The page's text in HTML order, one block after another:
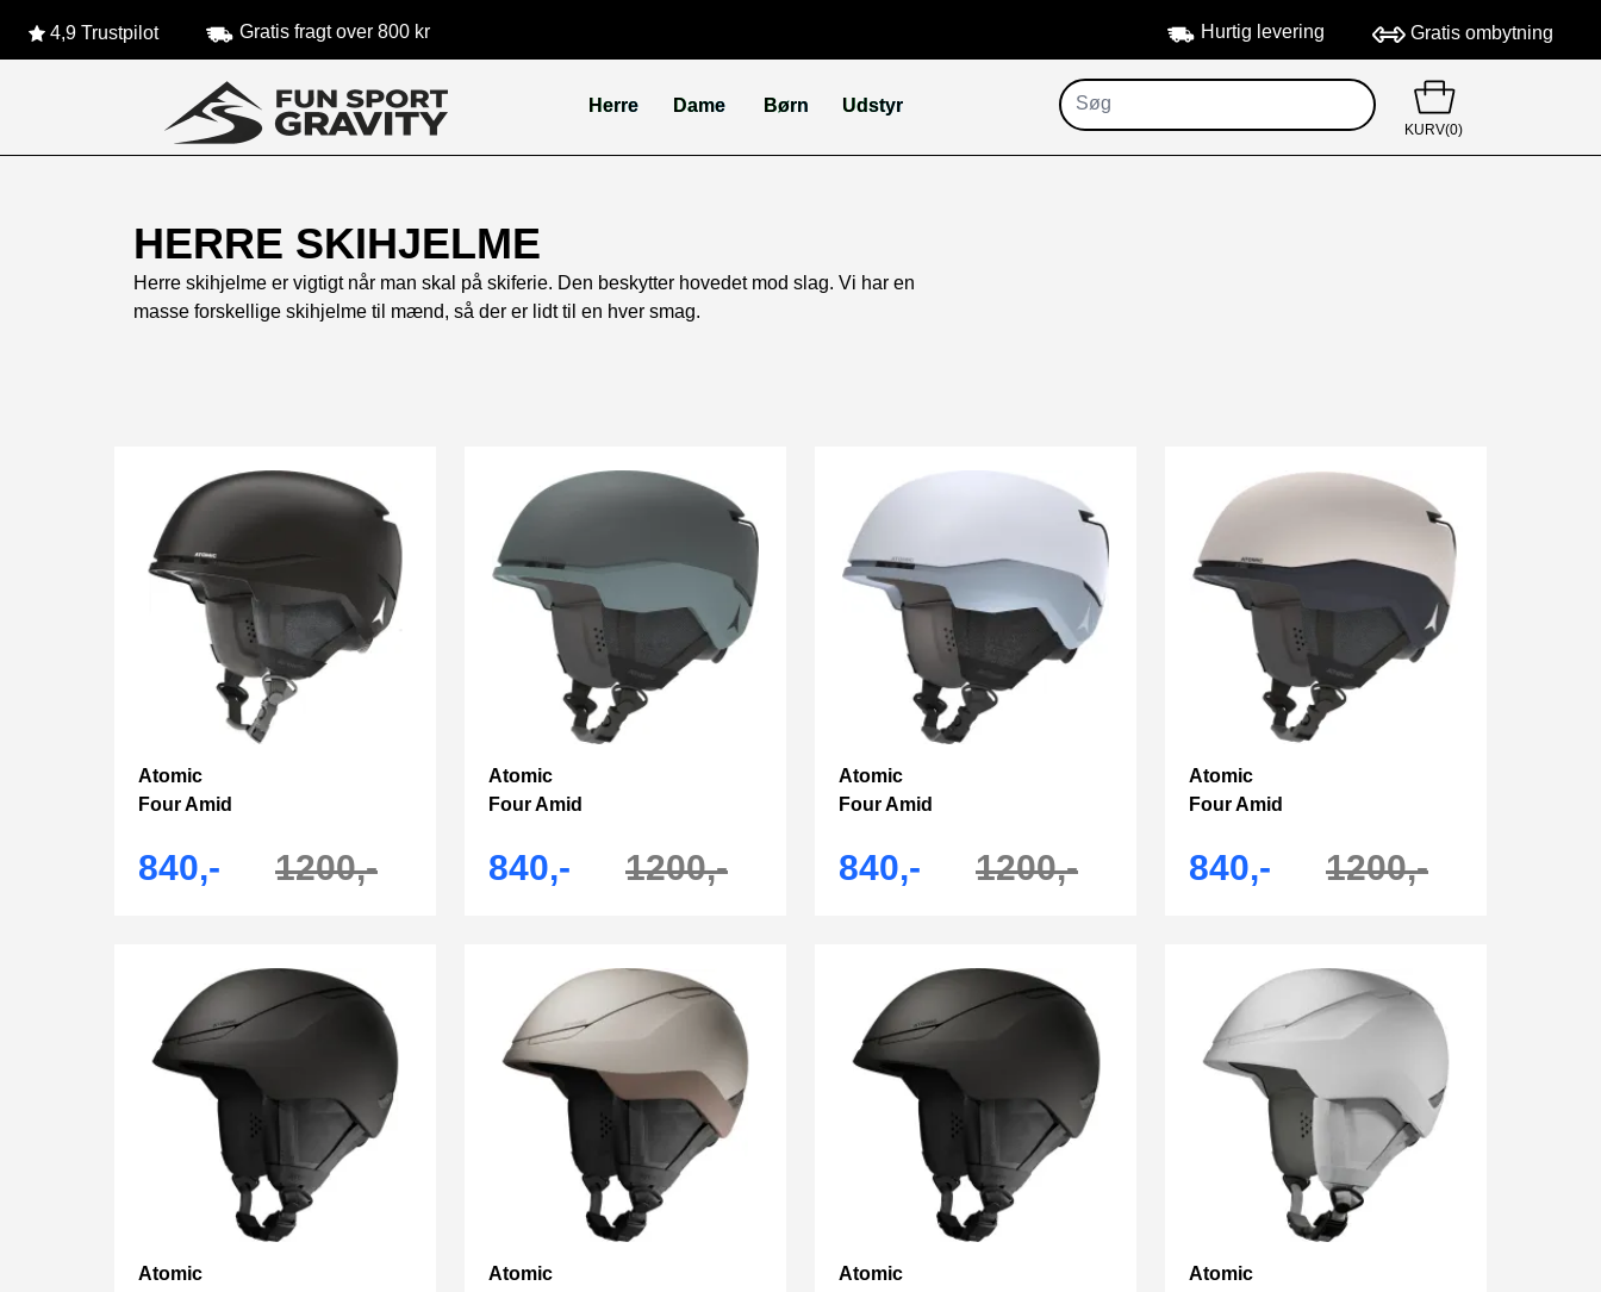
4,9 Trustpilot Gratis fragt over 800 kr Hurtig levering Gratis ombytning
Herre Dame Børn Udstyr
KURV(0)
HERRE SKIHJELME
Herre skihjelme er vigtigt når man skal på skiferie. Den beskytter hovedet mod slag. Vi har en
masse forskellige skihjelme til mænd, så der er lidt til en hver smag.
Atomic
Four Amid
840,- 1200,-
Atomic
Four Amid
840,- 1200,-
Atomic
Four Amid
840,- 1200,-
Atomic
Four Amid
840,- 1200,-
Atomic
Atomic
Atomic
Atomic